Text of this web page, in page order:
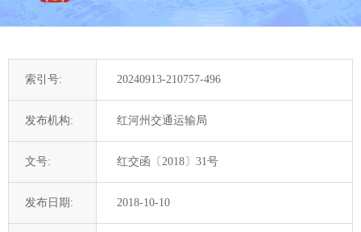
索引号: 20240913-210757-496
发布机构: 红河州交通运输局
文号: 红交函〔2018〕31号
发布日期: 2018-10-10